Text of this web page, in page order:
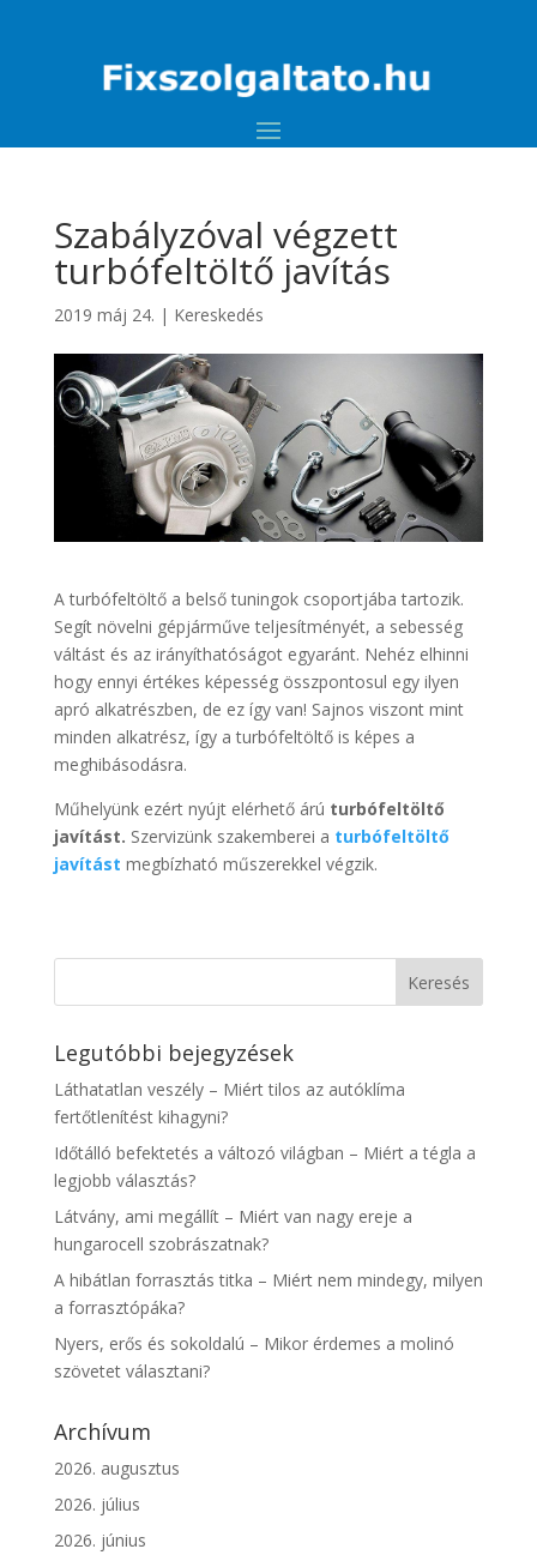
Szabályzóval végzett
turbófeltöltő javítás
2019 máj 24. | Kereskedés
A turbófeltöltő a belső tuningok csoportjába tartozik.
Segít növelni gépjárműve teljesítményét, a sebesség
váltást és az irányíthatóságot egyaránt. Nehéz elhinni
hogy ennyi értékes képesség összpontosul egy ilyen
apró alkatrészben, de ez így van! Sajnos viszont mint
minden alkatrész, így a turbófeltöltő is képes a
meghibásodásra.
Műhelyünk ezért nyújt elérhető árú turbófeltöltő
javítást. Szervizünk szakemberei a turbófeltöltő
javítást megbízható műszerekkel végzik.
Legutóbbi bejegyzések
Láthatatlan veszély – Miért tilos az autóklíma
fertőtlenítést kihagyni?
Időtálló befektetés a változó világban – Miért a tégla a
legjobb választás?
Látvány, ami megállít – Miért van nagy ereje a
hungarocell szobrászatnak?
A hibátlan forrasztás titka – Miért nem mindegy, milyen
a forrasztópáka?
Nyers, erős és sokoldalú – Mikor érdemes a molinó
szövetet választani?
Archívum
2026. augusztus
2026. július
2026. június